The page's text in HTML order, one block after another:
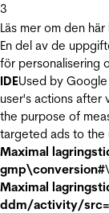
3
Läs mer om den
En del av de
för personalisering
IDEUsed by
user's actions after
the purpose of
targeted ads to the
Maximal
gmp\conversion#
Maximal
ddm/activity/